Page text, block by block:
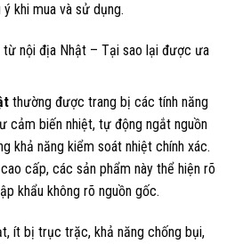
khi mua và sử dụng.
nội địa Nhật – Tại sao lại được ưa
thường được trang bị các tính năng
cảm biến nhiệt, tự động ngắt nguồn
khả năng kiểm soát nhiệt chính xác.
cấp, các sản phẩm này thể hiện rõ
khẩu không rõ nguồn gốc.
ít bị trục trặc, khả năng chống bụi,